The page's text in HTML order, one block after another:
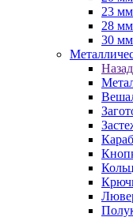
23 мм
28 мм
30 мм
Назад